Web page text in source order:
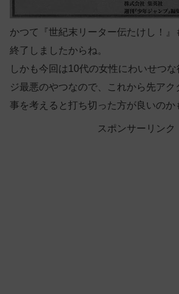
かつて『世紀末リーター伝たけし！』
終了しましたからね。
しかも今回は10代の女性にわいせつ
ジ最悪のやつなので、これから先アク
事を考えると打ち切った方が良いのか
スポンサーリンク